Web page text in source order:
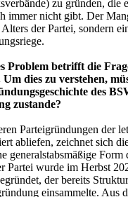
zu gründen, die
immer nicht gibt. Der
der Partei, sondern
Problem betrifft die
dies zu verstehen,
des
zustande?
Parteigründungen der
abliefen, zeichnet sich
generalstabsmäßige Form
Partei wurde im Herbst
der bereits
einsammelte. Aus